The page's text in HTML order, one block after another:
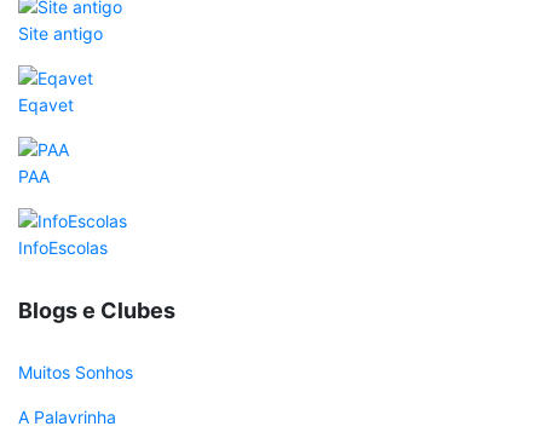
Site antigo
Eqavet
PAA
InfoEscolas
Blogs e Clubes
Muitos Sonhos
A Palavrinha